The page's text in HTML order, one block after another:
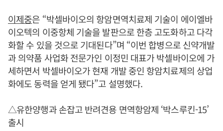
이제중은 “박셀바이오의 항암면역치료제 기술이 에이엘바
이오텍의 이중항체 기술을 발판으로 한층 고도화하고 다각
화할 수 있을 것으로 기대된다”며 “이번 합병으로 신약개발
과 의약품 사업화 전문가인 이정민 대표가 박셀바이오에 가
세하면서 박셀바이오가 현재 개발 중인 항암치료제의 상업
화에도 동력을 얻게 됐다”고 설명했다.
△유한양행과 손잡고 반려견용 면역항암제 ‘박스루킨-15’
출시